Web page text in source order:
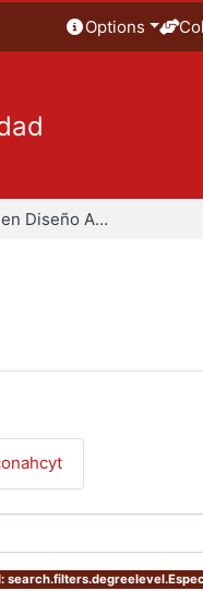
Options
Especialidad en Diseño Ambiental